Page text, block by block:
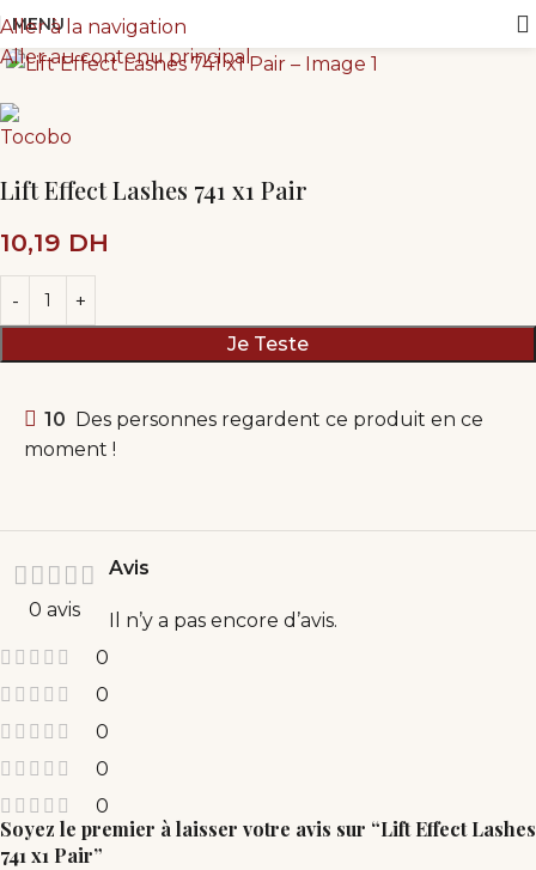
Aller à la navigation
Aller au contenu principal
MENU
Lift Effect Lashes 741 x1 Pair
10,19 DH
Je Teste
10
Des personnes regardent ce produit en ce
moment !
0 avis
0
0
0
0
0
Avis
Il n’y a pas encore d’avis.
Soyez le premier à laisser votre avis sur “Lift Effect Lashes
741 x1 Pair”